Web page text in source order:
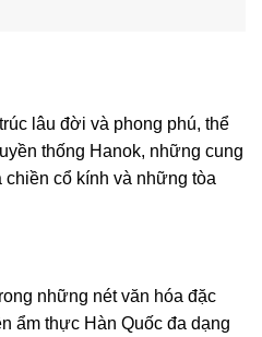
lâu đời và phong phú, thể
thống Hanok, những cung
cổ kính và những tòa
những nét văn hóa đặc
ẩm thực Hàn Quốc đa dạng